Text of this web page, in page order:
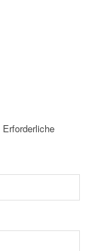
Erforderliche